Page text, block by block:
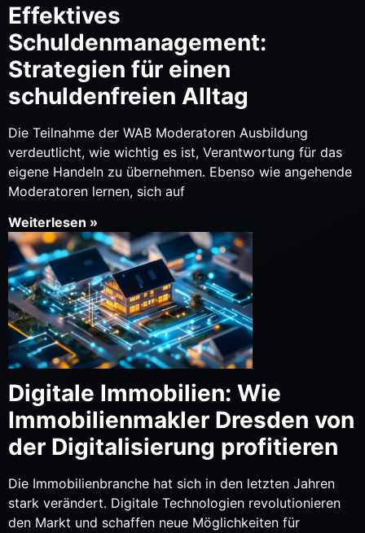
Effektives
Schuldenmanagement:
Strategien für einen
schuldenfreien Alltag
Die Teilnahme der WAB Moderatoren Ausbildung
verdeutlicht, wie wichtig es ist, Verantwortung für das
eigene Handeln zu übernehmen. Ebenso wie angehende
Moderatoren lernen, sich auf
Weiterlesen »
Digitale Immobilien: Wie
Immobilienmakler Dresden von
der Digitalisierung profitieren
Die Immobilienbranche hat sich in den letzten Jahren
stark verändert. Digitale Technologien revolutionieren
den Markt und schaffen neue Möglichkeiten für